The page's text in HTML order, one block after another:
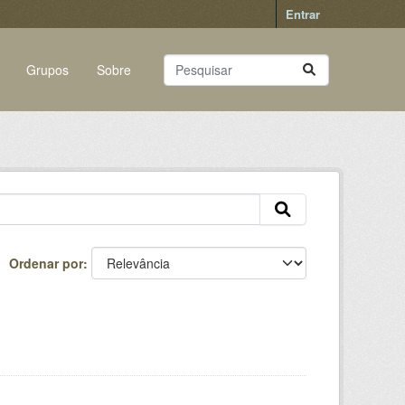
Entrar
Grupos Sobre
Ordenar por